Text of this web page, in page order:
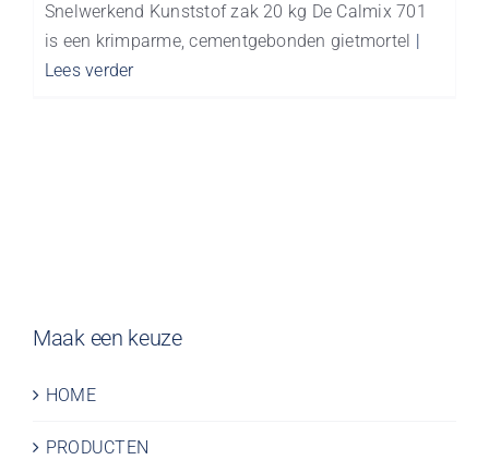
Snelwerkend Kunststof zak 20 kg De Calmix 701
is een krimparme, cementgebonden gietmortel
Lees verder
Maak een keuze
HOME
PRODUCTEN